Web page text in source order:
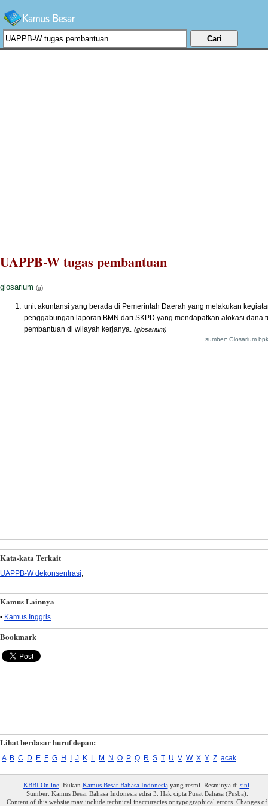
UAPPB-W tugas pembantuan
glosarium (g)
unit akuntansi yang berada di Pemerintah Daerah yang melakukan
penggabungan laporan BMN dari SKPD yang mendapatkan alokasi dana
pembantuan di wilayah kerjanya. (glosarium)
sumber: Glosarium
Kata-kata Terkait
UAPPB-W dekonsentrasi
Kamus Lainnya
• Kamus Inggris
Bookmark
Lihat berdasar huruf depan:
A B C D E F G H J K L M N O P Q R S T U V W X Y Z acak
KBBI Online. Bukan Kamus Besar Bahasa Indonesiayang resmi. Resminya di sini
Sumber: Kamus Besar Bahasa Indonesia edisi 3. Hak cipta Pusat Bahasa (Pusba).
Content of this website may include technical inaccuracies or typographical errors. Changes of